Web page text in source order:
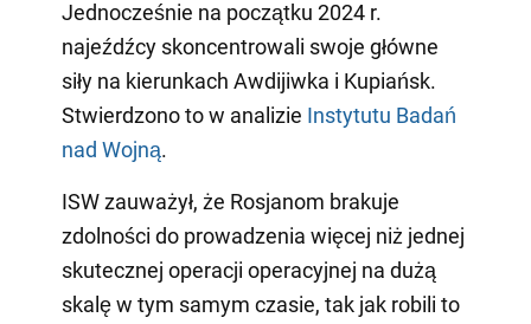
Jednocześnie na początku 2024 r.
najeźdźcy skoncentrowali swoje główne
siły na kierunkach Awdijiwka i Kupiańsk.
Stwierdzono to w analizie Instytutu Badań
nad Wojną.
ISW zauważył, że Rosjanom brakuje
zdolności do prowadzenia więcej niż jednej
skutecznej operacji operacyjnej na dużą
skalę w tym samym czasie, tak jak robili to